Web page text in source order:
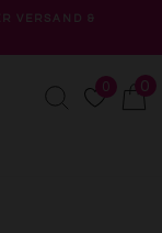
VERSAND &
Suche
0 0